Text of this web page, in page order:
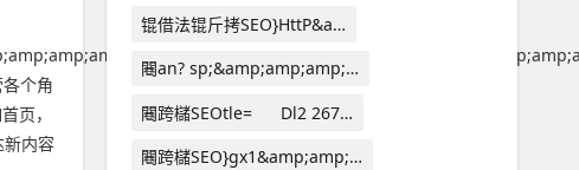
个角
页，
内容
锟借法锟斤拷SEO}HttP&a…
闀an? sp;&amp;amp;amp;…
闀跨櫧SEOtle= Dl2 267…
闀跨櫧SEO}gx1&amp;amp;…